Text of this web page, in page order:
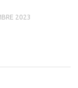
2023